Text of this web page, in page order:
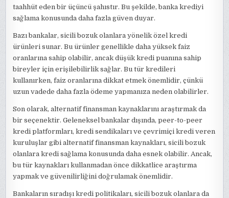
taahhüt eden bir üçüncü şahıstır. Bu şekilde, banka krediyi
sağlama konusunda daha fazla güven duyar.
Bazı bankalar, sicili bozuk olanlara yönelik özel kredi
ürünleri sunar. Bu ürünler genellikle daha yüksek faiz
oranlarına sahip olabilir, ancak düşük kredi puanına sahip
bireyler için erişilebilirlik sağlar. Bu tür kredileri
kullanırken, faiz oranlarına dikkat etmek önemlidir, çünkü
uzun vadede daha fazla ödeme yapmanıza neden olabilirler.
Son olarak, alternatif finansman kaynaklarını araştırmak da
bir seçenektir. Geleneksel bankalar dışında, peer-to-peer
kredi platformları, kredi sendikaları ve çevrimiçi kredi veren
kuruluşlar gibi alternatif finansman kaynakları, sicili bozuk
olanlara kredi sağlama konusunda daha esnek olabilir. Ancak,
bu tür kaynakları kullanmadan önce dikkatlice araştırma
yapmak ve güvenilirliğini doğrulamak önemlidir.
Bankaların sıradışı kredi politikaları, sicili bozuk olanlara da